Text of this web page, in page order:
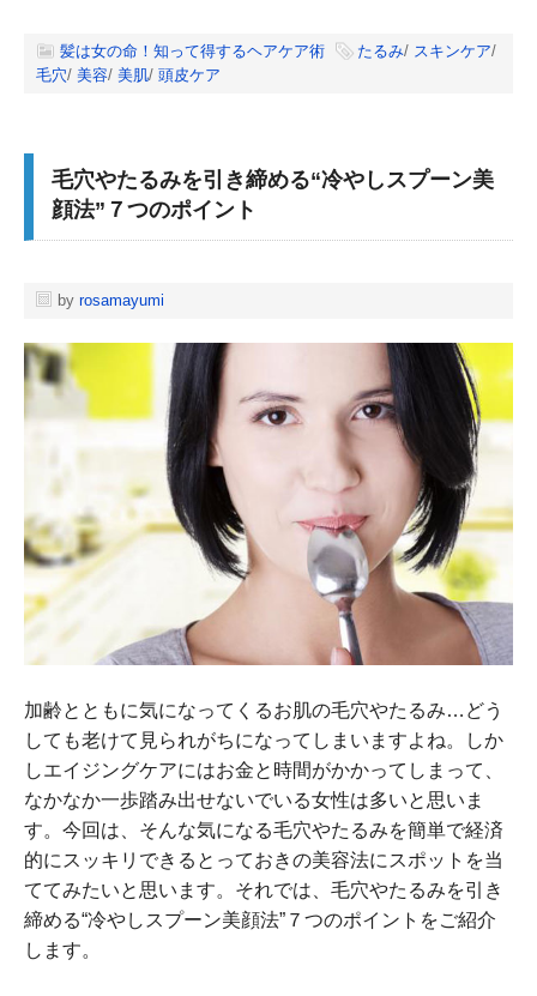
髪は女の命！知って得するヘアケア術 たるみ/ スキンケア/
毛穴/ 美容/ 美肌/ 頭皮ケア
毛穴やたるみを引き締める“冷やしスプーン美
顔法”７つのポイント
by rosamayumi
加齢とともに気になってくるお肌の毛穴やたるみ…どう
しても老けて見られがちになってしまいますよね。しか
しエイジングケアにはお金と時間がかかってしまって、
なかなか一歩踏み出せないでいる女性は多いと思いま
す。今回は、そんな気になる毛穴やたるみを簡単で経済
的にスッキリできるとっておきの美容法にスポットを当
ててみたいと思います。それでは、毛穴やたるみを引き
締める“冷やしスプーン美顔法”７つのポイントをご紹介
します。